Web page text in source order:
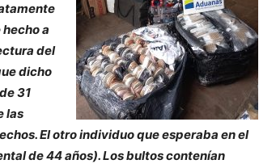
a
del
dicho
31
las
El otro individuo que esperaba en el
de 44 años). Los bultos contenían